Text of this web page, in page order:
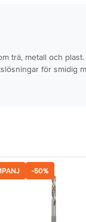
trä, metall och
för smidig
-50%